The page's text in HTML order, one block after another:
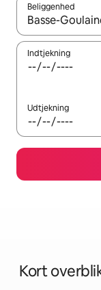
Beliggenhed
Når
Indtjekning
Udtjekning
Kort